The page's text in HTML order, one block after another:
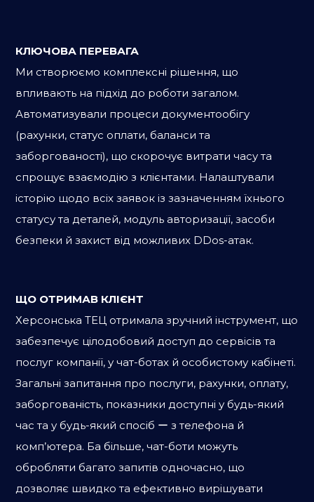
КЛЮЧОВА ПЕРЕВАГА
Ми cтворюємо комплексні рішення, що
впливають на підхід до роботи загалом.
Автоматизували процеси документообігу
(рахунки, статус оплати, баланси та
заборгованості), що скорочує витрати часу та
спрощує взаємодію з клієнтами. Налаштували
історію щодо всіх заявок із зазначенням їхнього
статусу та деталей, модуль авторизації, засоби
безпеки й захист від можливих DDos-атак.
ЩО ОТРИМАВ КЛІЄНТ
Херсонська ТЕЦ отримала зручний інструмент, що
забезпечує цілодобовий доступ до сервісів та
послуг компанії, у чат-ботах й особистому кабінеті.
Загальні запитання про послуги, рахунки, оплату,
заборгованість, показники доступні у будь-який
час та у будь-який спосіб ー з телефона й
комп’ютера. Ба більше, чат-боти можуть
обробляти багато запитів одночасно, що
дозволяє швидко та ефективно вирішувати